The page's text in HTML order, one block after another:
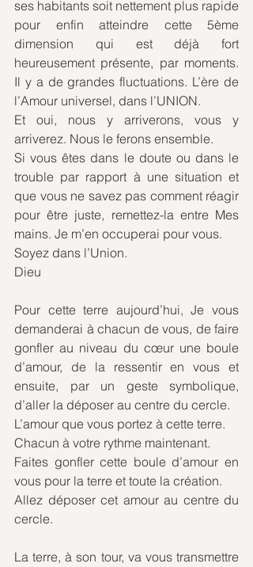
ses habitants soit nettement plus rapide
pour enfin atteindre cette 5ème
dimension qui est déjà fort
heureusement présente, par moments.
Il y a de grandes fluctuations. L’ère de
l’Amour universel, dans l’UNION.
Et oui, nous y arriverons, vous y
arriverez. Nous le ferons ensemble.
Si vous êtes dans le doute ou dans le
trouble par rapport à une situation et
que vous ne savez pas comment réagir
pour être juste, remettez-la entre Mes
mains. Je m’en occuperai pour vous.
Soyez dans l’Union.
Dieu
Pour cette terre aujourd’hui, Je vous
demanderai à chacun de vous, de faire
gonfler au niveau du cœur une boule
d’amour, de la ressentir en vous et
ensuite, par un geste symbolique,
d’aller la déposer au centre du cercle.
L’amour que vous portez à cette terre.
Chacun à votre rythme maintenant.
Faites gonfler cette boule d’amour en
vous pour la terre et toute la création.
Allez déposer cet amour au centre du
cercle.
La terre, à son tour, va vous transmettre